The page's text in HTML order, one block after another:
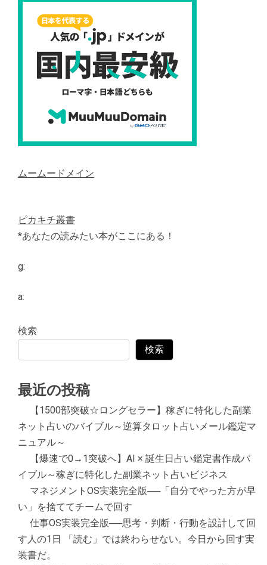
ムームードメイン
ピカキチ叢書
*あなたの読みたい本がここにある！
g:
a:
検索
検索
最近の投稿
【1500部突破☆ロングセラー】稼ぎに特化した副業
ネット占いのバイブル～逆算タロット占いメール鑑定マ
ニュアル～
【爆速で0→1突破へ】AI × 誕生日占い鑑定書作成バ
イブル～稼ぎに特化した副業ネット占いビジネス
マネジメントOS実装完全版──「自分でやった方が早
い」を捨ててチームで回す
仕事OS実装完全版──思考・判断・行動を設計して回
す人の1日 「読む」では終わらせない。今日から回す実
装書だ。